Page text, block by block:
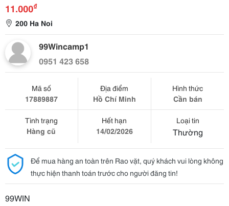
11.000₫
200 Ha Noi
99Wincamp1
0951 423 658
Mã số
17889887
Địa điểm
Hồ Chí Minh
Hình thức
Cần bán
Tình trạng
Hàng cũ
Hết hạn
14/02/2026
Loại tin
Thường
Để mua hàng an toàn trên Rao vặt, quý khách vui lòng không
thực hiện thanh toán trước cho người đăng tin!
99WIN